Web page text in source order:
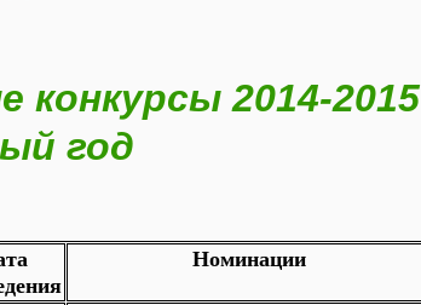
конкурсы 2014-2015
год
Номинации